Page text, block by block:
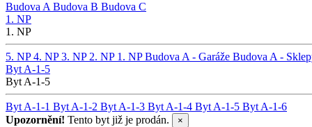
Budova A Budova B Budova C
1. NP
1. NP
5. NP4. NP3. NP 2. NP 1. NPBudova A - Garáže Budova A -
Byt A-1-5
Byt A-1-5
Byt A-1-1 Byt A-1-2 Byt A-1-3 Byt A-1-4 Byt A-1-5 Byt A-1-6
Upozornění! Tento byt již je prodán. ×